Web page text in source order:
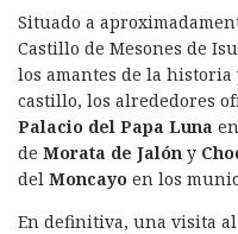
Situado a
Castillo de Mesones de
los amantes de la
castillo, los alrededores
Palacio del Papa Luna en
de Morata de Jalón y
del Moncayo en los
En definitiva, una visita